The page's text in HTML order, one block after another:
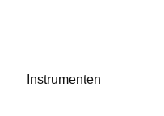
Instrumenten